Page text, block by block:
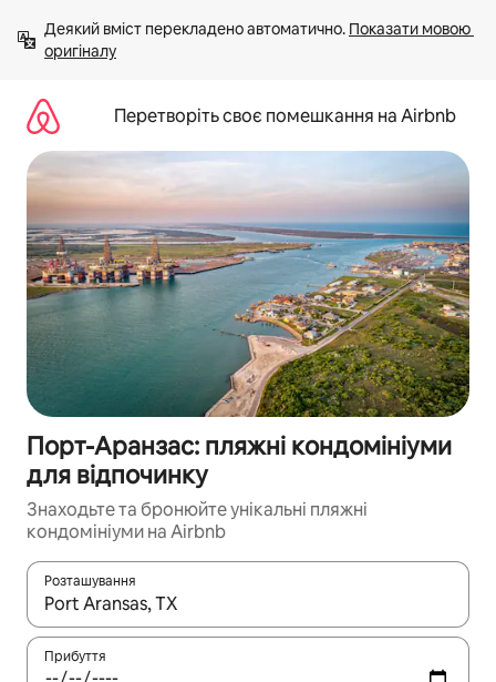
вмісту
Деякий вміст перекладено автоматично. Показати мовою
оригіналу
Перетворіть своє помешкання на Airbnb
Порт-Аранзас: пляжні кондомініуми
для відпочинку
Знаходьте та бронюйте унікальні пляжні
кондомініуми на Airbnb
Розташування
Отримавши результати пошуку, використовуйте для
Прибуття